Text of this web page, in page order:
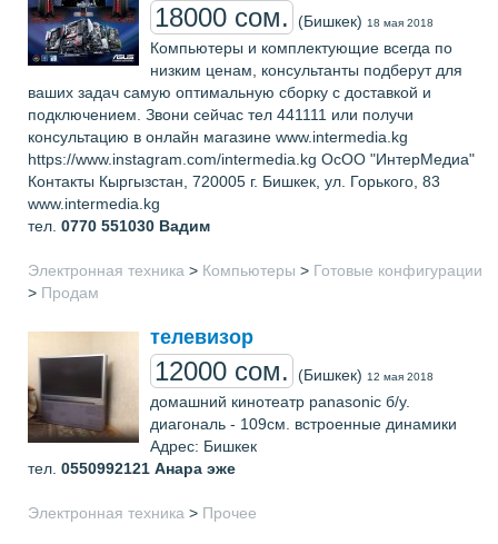
18000 сом. (Бишкек) 18 мая 2018
Компьютеры и комплектующие всегда по
низким ценам, консультанты подберут для
ваших задач самую оптимальную сборку с доставкой и
подключением. Звони сейчас тел 441111 или получи
консультацию в онлайн магазине www.intermedia.kg
https://www.instagram.com/intermedia.kg ОсОО "ИнтерМедиа"
Контакты Кыргызстан, 720005 г. Бишкек, ул. Горького, 83
www.intermedia.kg
тел. 0770 551030 Вадим
Электронная техника > Компьютеры > Готовые конфигурации
> Продам
телевизор
12000 сом. (Бишкек) 12 мая 2018
домашний кинотеатр panasonic б/у.
диагональ - 109см. встроенные динамики
Адрес: Бишкек
тел. 0550992121 Анара эже
Электронная техника > Прочее